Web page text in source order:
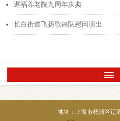
遐福养老院九周年庆典
长白街道飞扬歌舞队慰问演出
地址：上海市杨浦区辽